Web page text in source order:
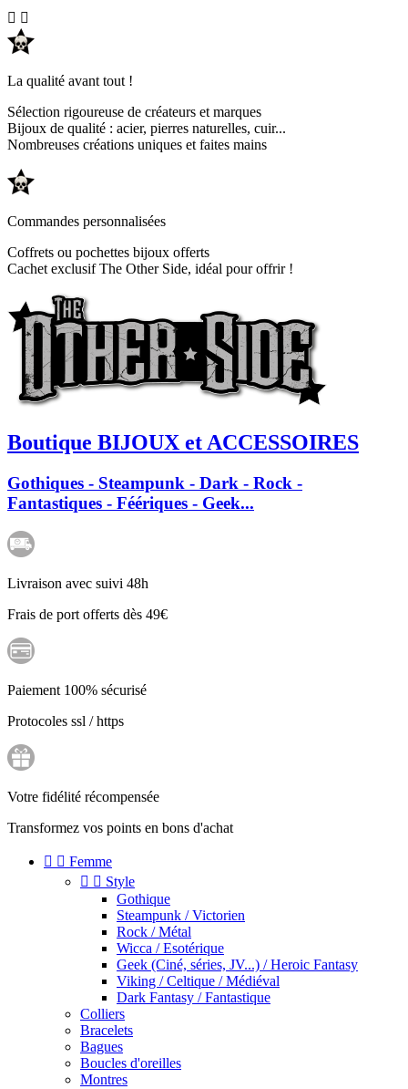
 
La qualité avant tout !
Sélection rigoureuse de créateurs et marques
Bijoux de qualité : acier, pierres naturelles, cuir...
Nombreuses créations uniques et faites mains
Commandes personnalisées
Coffrets ou pochettes bijoux offerts
Cachet exclusif The Other Side, idéal pour offrir !
Boutique BIJOUX et ACCESSOIRES
Gothiques - Steampunk - Dark - Rock -
Fantastiques - Féériques - Geek...
Livraison avec suivi 48h
Frais de port offerts dès 49€
Paiement 100% sécurisé
Protocoles ssl / https
Votre fidélité récompensée
Transformez vos points en bons d'achat
  Femme
  Style
Gothique
Steampunk / Victorien
Rock / Métal
Wicca / Esotérique
Geek (Ciné, séries, JV...) / Heroic Fantasy
Viking / Celtique / Médiéval
Dark Fantasy / Fantastique
Colliers
Bracelets
Bagues
Boucles d'oreilles
Montres